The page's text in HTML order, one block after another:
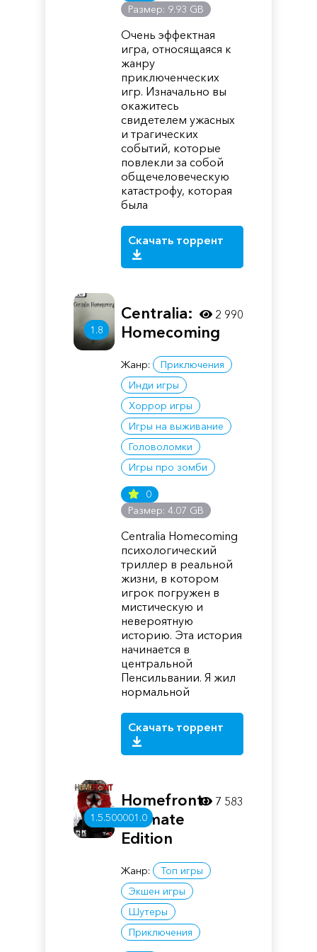
Размер: 9.93 GB
Очень эффектная
игра, относящаяся к
жанру
приключенческих
игр. Изначально вы
окажитесь
свидетелем ужасных
и трагических
событий, которые
повлекли за собой
общечеловеческую
катастрофу, которая
была
Скачать торрент
1.8
Centralia:
Homecoming
Жанр:
Приключения
Инди игры
Хоррор игры
Игры на выживание
Головоломки
Игры про зомби
0
Размер: 4.07 GB
Centralia Homecoming
психологический
триллер в реальной
жизни, в котором
игрок погружен в
мистическую и
невероятную
историю. Эта история
начинается в
центральной
Пенсильвании. Я жил
нормальной
Скачать торрент
2 990
1.5.500001.0
Homefront:
Ultimate
Edition
Жанр:
Топ игры
Экшен игры
Шутеры
Приключения
7 583